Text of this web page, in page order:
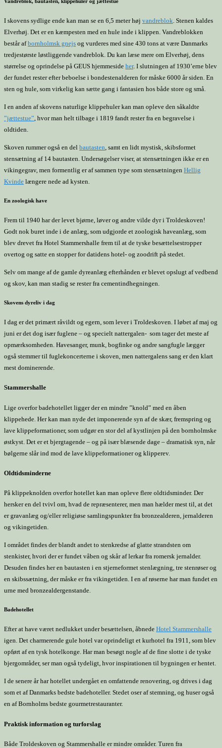
I skovens sydlige ende kan man se en 6,5 meter høj vandreblok. Stenen kaldes
Elverhøj. Det er en kæmpesten med en hule inde i klippen. Vandreblokken
består afbornholmsk gnejs og vurderes med sine 430 tons at være Danmarks
tredjestørste løstliggende vandreblok. Du kan læse mere om Elverhøj, dens
størrelse og oprindelse på GEUS hjemmeside her. I slutningen af 1930’erne blev
der fundet rester efter beboelse i bondestenalderen for måske 6000 år siden. En
sten og hule, som virkelig kan sætte gang i fantasien hos både store og små.
I en anden af skovens naturlige klippehuler kan man opleve den såkaldte
”jættestue”, hvor man helt tilbage i 1819 fandt rester fra en begravelse i
oldtiden.
Skoven rummer også en del bautasten, samt en lidt mystisk, skibsformet
stensætning af 14 bautasten. Undersøgelser viser, at stensætningen ikke er en
vikingegrav, men formentlig er af sammen type som stensætningen Hellig
Kvinde længere nede ad kysten.
En zoologisk have
Frem til 1940 har der levet bjørne, løver og andre vilde dyr i Troldeskoven!
Godt nok buret inde i de anlæg, som udgjorde et zoologisk haveanlæg, som
blev drevet fra Hotel Stammershalle frem til at de tyske besættelsestropper
overtog og satte en stopper for datidens hotel- og zoodrift på stedet.
Selv om mange af de gamle dyreanlæg efterhånden er blevet opslugt af vedbend
og skov, kan man stadig se rester fra cementindhegningen.
Skovens dyreliv i dag
I dag er det primært råvildt og egern, som lever i Troldeskoven. I løbet af maj og
juni er det dog især fuglene – og specielt nattergalen- som tager det meste af
opmærksomheden. Havesanger, munk, bogfinke og andre sangfugle lægger
også stemmer til fuglekoncerterne i skoven, men nattergalens sang er den klart
mest dominerende.
Stammershalle
Lige overfor badehotellet ligger der en mindre ”knold” med en åben
klippehede. Her kan man nyde det imponerende syn af de skær, fremspring og
lave klippeformationer, som udgør en stor del af kystlinjen på den bornholmske
østkyst. Det er et bjergtagende – og på især blæsende dage – dramatisk syn, når
bølgerne slår ind mod de lave klippeformationer og klipperev.
Oldtidsminderne
På klippeknolden overfor hotellet kan man opleve flere oldtidsminder. Der
hersker en del tvivl om, hvad de repræsenterer, men man hælder mest til, at det
er gravanlæg og/eller religiøse samlingspunkter fra bronzealderen, jernalderen
og vikingetiden.
I området findes der blandt andet to stenkredse af glatte strandsten om
stenkister, hvori der er fundet våben og skår af lerkar fra romersk jernalder.
Desuden findes her en bautasten i en stjerneformet stenlægning, tre stenrøser og
en skibssætning, der måske er fra vikingetiden. I en af røserne har man fundet en
urne med bronzealdergenstande.
Badehotellet
Efter at have været nedlukket under besættelsen, åbnede Hotel Stammershalle
igen. Det charmerende gule hotel var oprindeligt et kurhotel fra 1911, som blev
opført af en tysk hotelkonge. Har man besøgt nogle af de fine slotte i de tyske
bjergområder, ser man også tydeligt, hvor inspirationen til bygningen er hentet.
I de senere år har hotellet undergået en omfattende renovering, og drives i dag
som et af Danmarks bedste badehoteller. Stedet oser af stemning, og huser også
en af Bornholms bedste gourmetrestauranter.
Praktisk information og turforslag
Både Troldeskoven og Stammershalle er mindre områder. Turen fra